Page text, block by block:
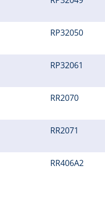
RP32050
RP32061
RR2070
RR2071
RR406A2